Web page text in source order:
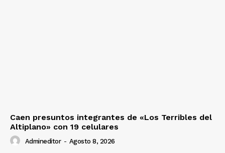
Caen presuntos integrantes de «Los Terribles del
Altiplano» con 19 celulares
Admineditor - Agosto 8, 2026